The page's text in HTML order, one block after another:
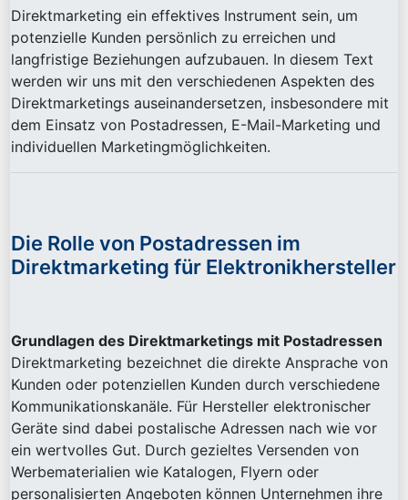
Direktmarketing ein effektives Instrument sein, um
potenzielle Kunden persönlich zu erreichen und
langfristige Beziehungen aufzubauen. In diesem Text
werden wir uns mit den verschiedenen Aspekten des
Direktmarketings auseinandersetzen, insbesondere mit
dem Einsatz von Postadressen, E-Mail-Marketing und
individuellen Marketingmöglichkeiten.
Die Rolle von Postadressen im
Direktmarketing für Elektronikhersteller
Grundlagen des Direktmarketings mit Postadressen
Direktmarketing bezeichnet die direkte Ansprache von
Kunden oder potenziellen Kunden durch verschiedene
Kommunikationskanäle. Für Hersteller elektronischer
Geräte sind dabei postalische Adressen nach wie vor
ein wertvolles Gut. Durch gezieltes Versenden von
Werbematerialien wie Katalogen, Flyern oder
personalisierten Angeboten können Unternehmen ihre